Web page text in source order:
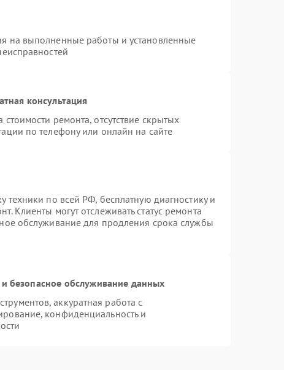
на выполненные работы и установленные
консультация
ремонта, отсутствие скрытых
по телефону или онлайн на сайте
техники по всей РФ, бесплатную диагностику и
Клиенты могут отслеживать статус ремонта
обслуживание для продления срока службы
безопасное обслуживание данных
аккуратная работа с
конфиденциальность и